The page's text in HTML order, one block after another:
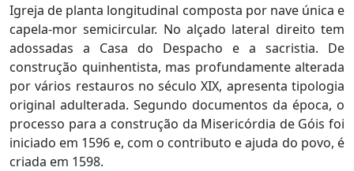
Igreja de planta longitudinal composta por nave única e
capela-mor semicircular. No alçado lateral direito tem
adossadas a Casa do Despacho e a sacristia. De
construção quinhentista, mas profundamente alterada
por vários restauros no século XIX, apresenta tipologia
original adulterada. Segundo documentos da época, o
processo para a construção da Misericórdia de Góis foi
iniciado em 1596 e, com o contributo e ajuda do povo, é
criada em 1598.